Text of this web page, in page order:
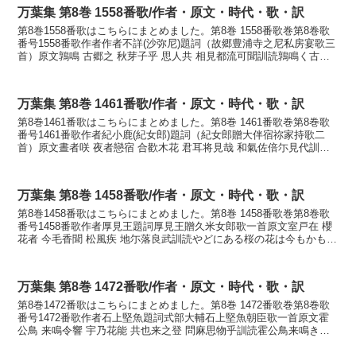
万葉集 第8巻 1558番歌/作者・原文・時代・歌・訳
第8巻1558番歌はこちらにまとめました。第8巻 1558番歌巻第8巻歌
番号1558番歌作者作者不詳(沙弥尼)題詞（故郷豊浦寺之尼私房宴歌三
首）原文鶉鳴 古郷之 秋芽子乎 思人共 相見都流可聞訓読鶉鳴く古り
万葉集 第8巻 1461番歌/作者・原文・時代・歌・訳
第8巻1461番歌はこちらにまとめました。第8巻 1461番歌巻第8巻歌
番号1461番歌作者紀小鹿(紀女郎)題詞（紀女郎贈大伴宿祢家持歌二
首）原文晝者咲 夜者戀宿 合歡木花 君耳将見哉 和氣佐倍尓見代訓読
万葉集 第8巻 1458番歌/作者・原文・時代・歌・訳
第8巻1458番歌はこちらにまとめました。第8巻 1458番歌巻第8巻歌
番号1458番歌作者厚見王題詞厚見王贈久米女郎歌一首原文室戸在 櫻
花者 今毛香聞 松風疾 地尓落良武訓読やどにある桜の花は今もかも松
万葉集 第8巻 1472番歌/作者・原文・時代・歌・訳
第8巻1472番歌はこちらにまとめました。第8巻 1472番歌巻第8巻歌
番号1472番歌作者石上堅魚題詞式部大輔石上堅魚朝臣歌一首原文霍
公鳥 来鳴令響 宇乃花能 共也来之登 問麻思物乎訓読霍公鳥来鳴き響